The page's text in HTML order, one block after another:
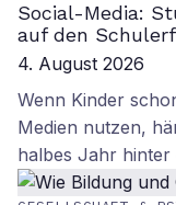
Social-Media:
auf den
4. August 2026
Wenn Kinder
Medien nutzen,
halbes Jahr